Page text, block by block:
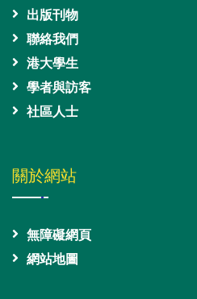
出版刊物
聯絡我們
港大學生
學者與訪客
社區人士
關於網站
無障礙網頁
網站地圖